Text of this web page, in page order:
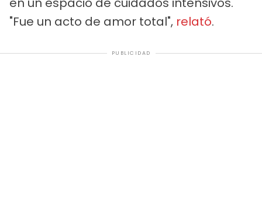
"Fue un acto de amor total", relató.
PUBLICIDAD